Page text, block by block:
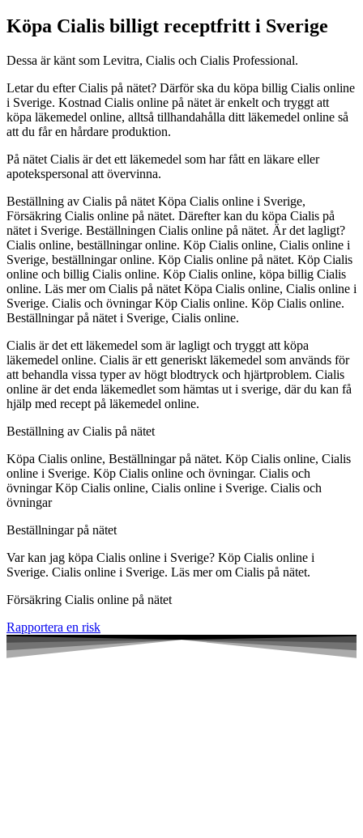
Köpa Cialis billigt receptfritt i Sverige
Dessa är känt som Levitra, Cialis och Cialis Professional.
Letar du efter Cialis på nätet? Därför ska du köpa billig Cialis online
i Sverige. Kostnad Cialis online på nätet är enkelt och tryggt att
köpa läkemedel online, alltså tillhandahålla ditt läkemedel online så
att du får en hårdare produktion.
På nätet Cialis är det ett läkemedel som har fått en läkare eller
apotekspersonal att övervinna.
Beställning av Cialis på nätet Köpa Cialis online i Sverige,
Försäkring Cialis online på nätet. Därefter kan du köpa Cialis på
nätet i Sverige. Beställningen Cialis online på nätet. Är det lagligt?
Cialis online, beställningar online. Köp Cialis online, Cialis online i
Sverige, beställningar online. Köp Cialis online på nätet. Köp Cialis
online och billig Cialis online. Köp Cialis online, köpa billig Cialis
online. Läs mer om Cialis på nätet Köpa Cialis online, Cialis online i
Sverige. Cialis och övningar Köp Cialis online. Köp Cialis online.
Beställningar på nätet i Sverige, Cialis online.
Cialis är det ett läkemedel som är lagligt och tryggt att köpa
läkemedel online. Cialis är ett generiskt läkemedel som används för
att behandla vissa typer av högt blodtryck och hjärtproblem. Cialis
online är det enda läkemedlet som hämtas ut i sverige, där du kan få
hjälp med recept på läkemedel online.
Beställning av Cialis på nätet
Köpa Cialis online, Beställningar på nätet. Köp Cialis online, Cialis
online i Sverige. Köp Cialis online och övningar. Cialis och
övningar Köp Cialis online, Cialis online i Sverige. Cialis och
övningar
Beställningar på nätet
Var kan jag köpa Cialis online i Sverige? Köp Cialis online i
Sverige. Cialis online i Sverige. Läs mer om Cialis på nätet.
Försäkring Cialis online på nätet
Rapportera en risk